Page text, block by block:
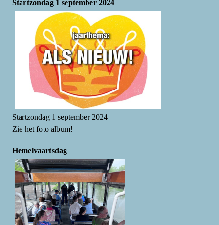
Startzondag 1 september 2024
Startzondag 1 september 2024
Zie het foto album!
Hemelvaartsdag